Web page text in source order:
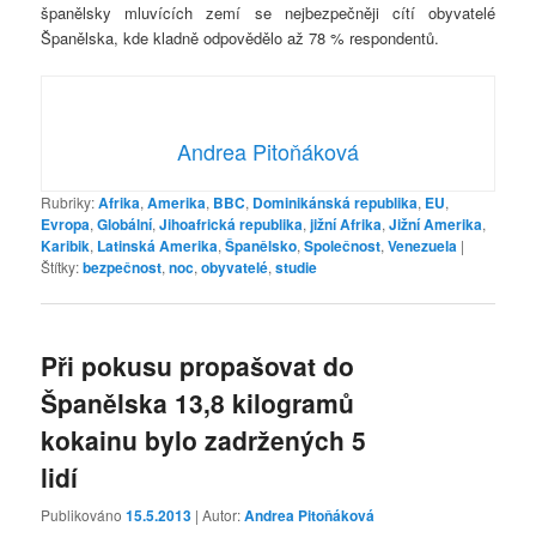
španělsky mluvících zemí se nejbezpečněji cítí obyvatelé
Španělska, kde kladně odpovědělo až 78 % respondentů.
Andrea Pitoňáková
Rubriky:Afrika,Amerika, BBC, Dominikánská republika, EU,
Evropa,Globální,Jihoafrická republika,jižní Afrika,Jižní Amerika,
Karibik, Latinská Amerika,Španělsko,Společnost,Venezuela |
Štítky:bezpečnost,noc,obyvatelé,studie
Při pokusu propašovat do
Španělska 13,8 kilogramů
kokainu bylo zadržených 5
lidí
Publikováno15.5.2013 | Autor:Andrea Pitoňáková